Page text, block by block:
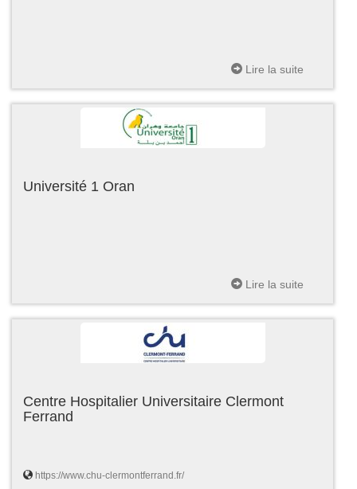
Lire la suite
Université 1 Oran
Lire la suite
Centre Hospitalier Universitaire Clermont
Ferrand
https://www.chu-clermontferrand.fr/